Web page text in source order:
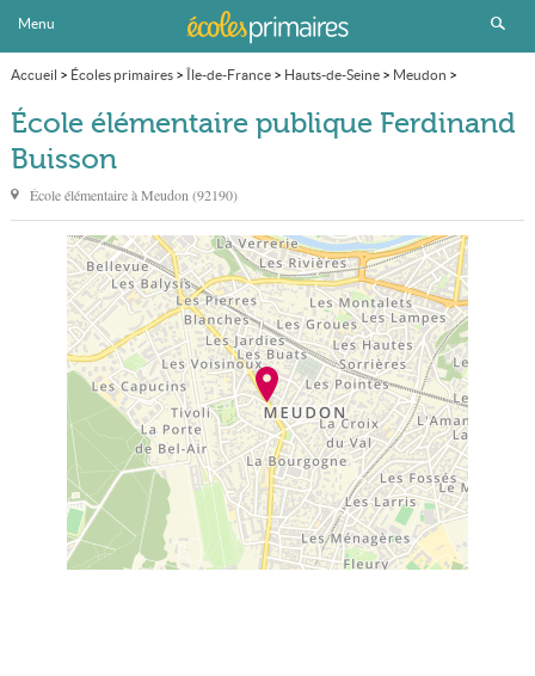
Menu
Accueil > Écoles primaires> Île-de-France> Hauts-de-Seine> Meudon >
École élémentaire publique Ferdinand Buisson
École élémentaire publique Ferdinand
Buisson
École élémentaire àMeudon (92190)